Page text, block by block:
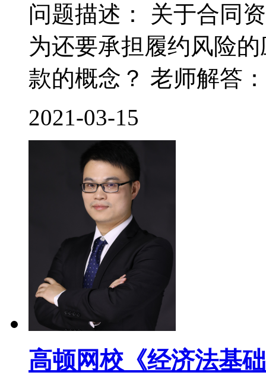
问题描述： 关于合同
为还要承担履约风险
款的概念？ 老师解答
2021-03-15
高顿网校《经济法基